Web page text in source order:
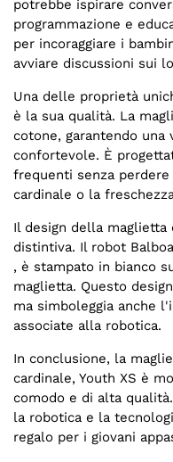
potrebbe ispirare
programmazione e
per incoraggiare i
avviare discussioni sui
Una delle proprietà
è la sua qualità. La
cotone, garantendo
confortevole. È
frequenti senza
cardinale o la
Il design della
distintiva. Il robot
, è stampato in bianco
maglietta. Questo
ma simboleggia anche
associate alla robotica.
In conclusione, la
cardinale, Youth XS è
comodo e di alta
la robotica e la
regalo per i giovani